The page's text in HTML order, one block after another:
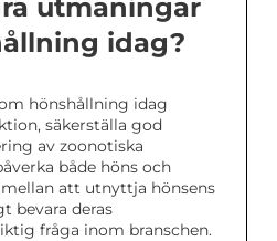
utmaningar
idag?
hönshållning idag
säkerställa god
av zoonotiska
både höns och
att utnyttja hönsens
bevara deras
fråga inom branschen.